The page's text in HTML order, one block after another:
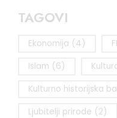
TAGOVI
Ekonomija (4)
Islam (6)
Kulturno historijska
Ljubitelji prirode (2)